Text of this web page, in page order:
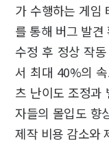
가 수행하는 게임
를 통해 버그 발견
수정 후 정상 작
서 최대 40%의
츠 난이도 조정과
자들의 몰입도 향
제작 비용 감소와